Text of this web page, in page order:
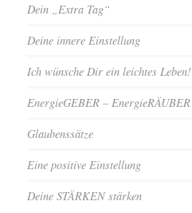
Dein „Extra Tag“
Deine innere Einstellung
Ich wünsche Dir ein leichtes Leben!
EnergieGEBER – EnergieRÄUBER
Glaubenssätze
Eine positive Einstellung
Deine STÄRKEN stärken